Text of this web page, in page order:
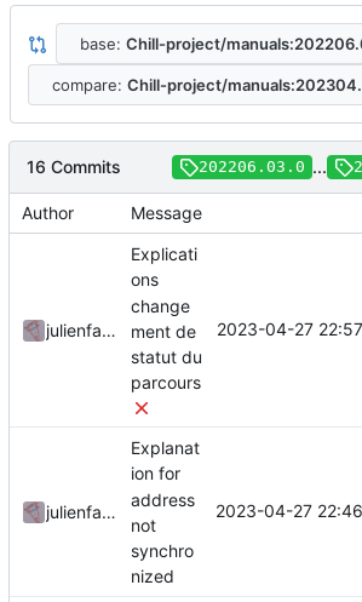
base: Chill-project/
compare: Chill-project/
16 Commits 202206.03.0 ...
Author Message
julienfastre
Explicati
ons
change
ment de
statut du
parcours
2023-04-27
julienfastre
Explanat
ion for
address
not
synchro
nized
2023-04-27